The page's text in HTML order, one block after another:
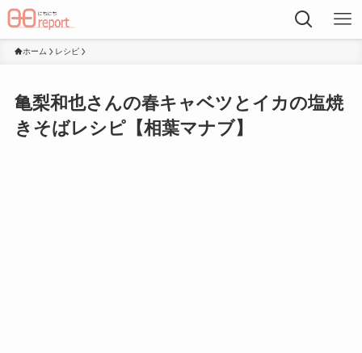
ホーム レシピ
亀梨和也さんの春キャベツとイカの塩焼
きそばレシピ【相葉マナブ】